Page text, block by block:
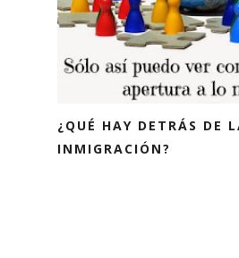
¿QUÉ HAY DETRÁS DE
INMIGRACIÓN?